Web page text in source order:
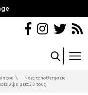
\
Νέες τοποθετήσεις
μεταξύ τους